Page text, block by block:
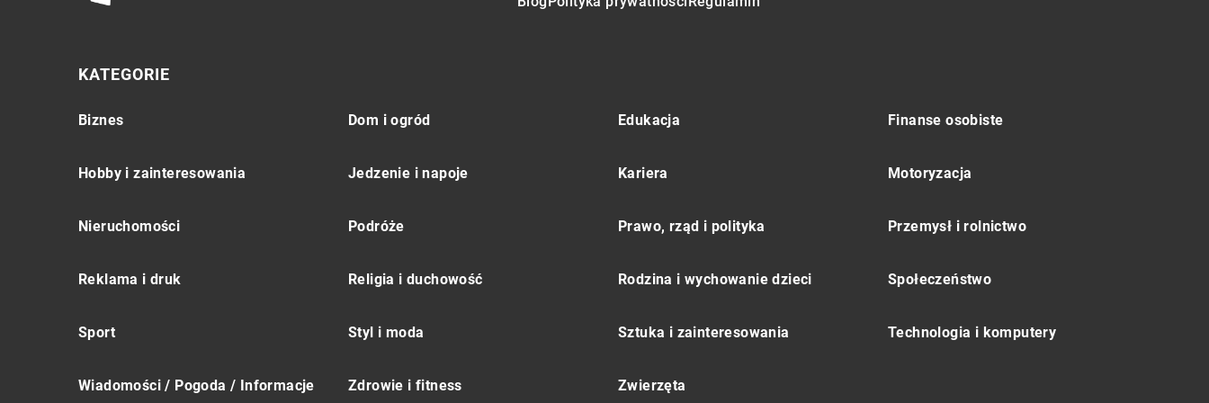
KATEGORIE
Biznes Dom i ogród Edukacja Finanse osobiste
Hobby i zainteresowania Jedzenie i napoje Kariera Motoryzacja
Nieruchomości Podróże Prawo, rząd i polityka Przemysł i rolnictwo
Reklama i druk Religia i duchowość Rodzina i wychowanie dzieci Społeczeństwo
Sport Styl i moda Sztuka i zainteresowania Technologia i komputery
Wiadomości / Pogoda / Informacje Zdrowie i fitness Zwierzęta